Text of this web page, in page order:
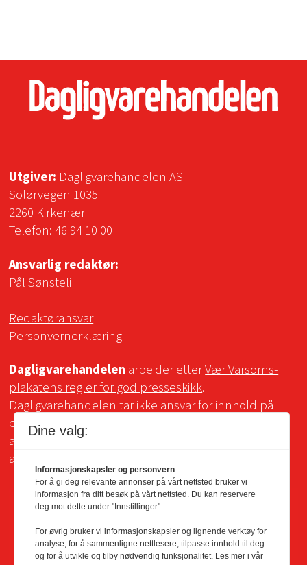
Utgiver: Dagligvarehandelen AS
Solørvegen 1035
2260 Kirkenær
Telefon:46 94 10 00
Ansvarlig redaktør:
Pål Sønsteli
Redaktøransvar
Personvernerklæring
Dagligvarehandelen arbeider etterVær Varsoms-
plakatens regler for god presseskikk.
Dagligvarehandelen tar ikke ansvar for innhold på
eksterne sider som det lenkes til. Kopiering for bruk
av Dagligvarehandelens materiale er ikke tillatt uten
avtale.
Dine valg:
Informasjonskapsler og personvern
For å gi deg relevante annonser på vårt nettsted bruker vi
informasjon fra ditt besøk på vårt nettsted. Du kan reservere
deg mot dette under "Innstillinger".
For øvrig bruker vi informasjonskapsler og lignende verktøy for
analyse, for å sammenligne nettlesere, tilpasse innhold til deg
og for å utvikle og tilby nødvendig funksjonalitet. Les mer i vår